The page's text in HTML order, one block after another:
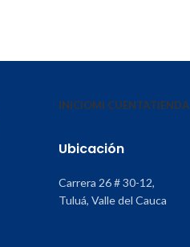
INICIOMI CUENTATIENDA
Ubicación
Carrera 26 # 30-12,
Tuluá, Valle del Cauca